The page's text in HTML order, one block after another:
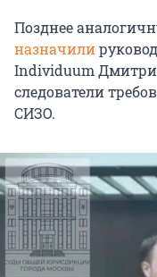
Позднее
назначили
Individuum
следователи
СИЗО.